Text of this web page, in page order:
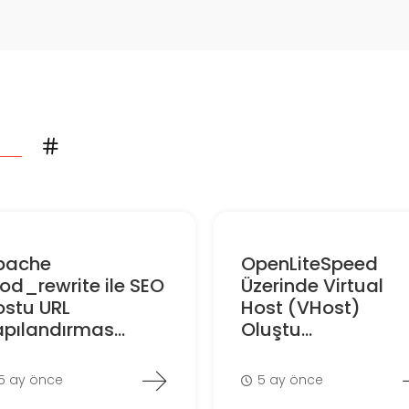
ile SEO
URL
ay önce
OpenLiteSpeed
Üzerinde Virtual
Host (VHost)
Oluştu...
5 ay önce